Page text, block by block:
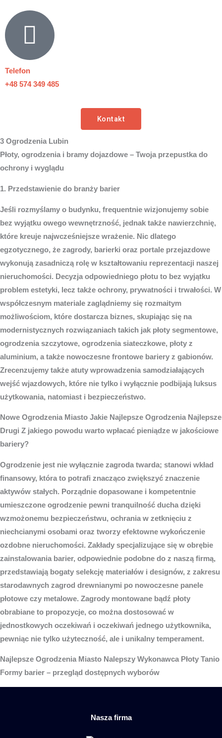
Telefon
+48 574 349 485
Kontakt
3 Ogrodzenia Lubin
Płoty, ogrodzenia i bramy dojazdowe – Twoja przepustka do
ochrony i wyglądu
1. Przedstawienie do branży barier
Jeśli rozmyślamy o budynku, frequentnie wizjonujemy sobie
bez wyjątku owego wewnętrzność, jednak także nawierzchnię,
które kreuje najwcześniejsze wrażenie. Nic dlatego
egzotycznego, że zagrody, barierki oraz portale przejazdowe
wykonują zasadniczą rolę w kształtowaniu reprezentacji naszej
nieruchomości. Decyzja odpowiedniego płotu to bez wyjątku
problem estetyki, lecz także ochrony, prywatności i trwałości. W
współczesnym materiale zaglądniemy się rozmaitym
możliwościom, które dostarcza biznes, skupiając się na
modernistycznych rozwiązaniach takich jak płoty segmentowe,
ogrodzenia szczytowe, ogrodzenia siateczkowe, płoty z
aluminium, a także nowoczesne frontowe bariery z gabionów.
Zrecenzujemy także atuty wprowadzenia samodziałających
wejść wjazdowych, które nie tylko i wyłącznie podbijają luksus
użytkowania, natomiast i bezpieczeństwo.
Nowe Ogrodzenia Miasto Jakie Najlepsze Ogrodzenia Najlepsze
Drugi Z jakiego powodu warto wpłacać pieniądze w jakościowe
bariery?
Ogrodzenie jest nie wyłącznie zagroda twarda; stanowi wkład
finansowy, która to potrafi znacząco zwiększyć znaczenie
aktywów stałych. Porządnie dopasowane i kompetentnie
umieszczone ogrodzenie pewni tranquilność ducha dzięki
wzmożonemu bezpieczeństwu, ochrania w zetknięciu z
niechcianymi osobami oraz tworzy efektowne wykończenie
ozdobne nieruchomości. Zakłady specjalizujące się w obrębie
zainstalowania barier, odpowiednie podobne do z naszą firmą,
przedstawiają bogaty selekcję materiałów i designów, z zakresu
starodawnych zagrod drewnianymi po nowoczesne panele
płotowe czy metalowe. Zagrody montowane bądź płoty
obrabiane to propozycje, co można dostosować w
jednostkowych oczekiwań i oczekiwań jednego użytkownika,
pewniąc nie tylko użyteczność, ale i unikalny temperament.
Najlepsze Ogrodzenia Miasto Nalepszy Wykonawca Płoty Tanio
Formy barier – przegląd dostępnych wyborów
Nasza firma